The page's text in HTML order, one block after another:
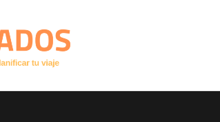
visados de viaje en